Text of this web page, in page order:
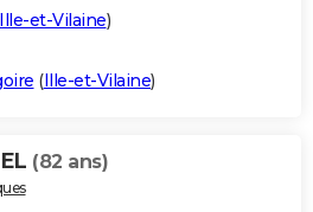
Ille-et-Vilaine)
(Ille-et-Vilaine)
(82 ans)